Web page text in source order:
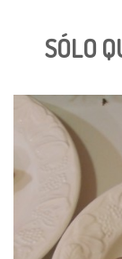
SÓLO